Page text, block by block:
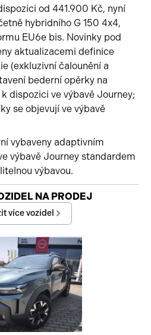
od 441.900 Kč, nyní
hybridního G 150 4x4,
EU6e bis. Novinky pod
aktualizacemi definice
(exkluzivní čalounění a
bederní opěrky na
dispozici ve výbavě Journey;
se objevují ve výbavě
vybaveny adaptivním
výbavě Journey standardem
výbavou.
NA PRODEJ
více vozidel